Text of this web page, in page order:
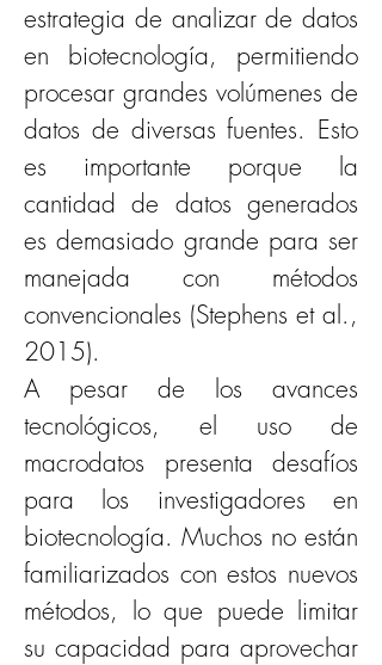
estrategia de analizar de datos
en biotecnología, permitiendo
procesar grandes volúmenes de
datos de diversas fuentes. Esto
es importante porque la
cantidad de datos generados
es demasiado grande para ser
manejada con métodos
convencionales (Stephens et al.,
2015).
A pesar de los avances
tecnológicos, el uso de
macrodatos presenta desafíos
para los investigadores en
biotecnología. Muchos no están
familiarizados con estos nuevos
métodos, lo que puede limitar
su capacidad para aprovechar